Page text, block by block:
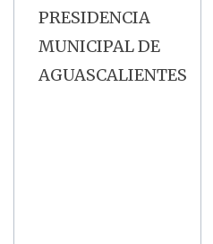
PRESIDENCIA
MUNICIPAL DE
AGUASCALIENTES